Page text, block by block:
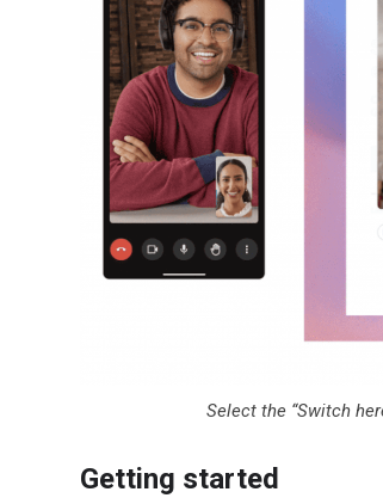
Select the “Switch
Getting started